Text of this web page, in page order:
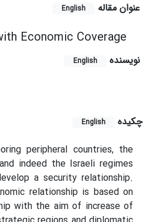
عنوان مقاله English
Economic Coverage
نویسنده English
چکیده
English
peripheral countries, the
indeed the Israeli regimes
a security relationship.
relationship is based on
with the aim of increase of